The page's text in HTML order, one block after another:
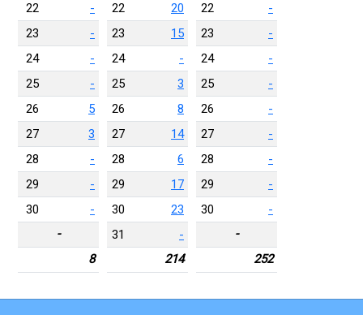
22
-
23
-
24
-
25
-
26
5
27
3
28
-
29
-
30
-
-
8
22
20
23
15
24
-
25
3
26
8
27
14
28
6
29
17
30
23
31
-
214
22
-
23
-
24
-
25
-
26
-
27
-
28
-
29
-
30
-
-
252